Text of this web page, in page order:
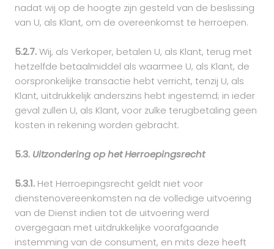
nadat wij op de hoogte zijn gesteld van de beslissing
van U, als Klant, om de overeenkomst te herroepen.
5.2.7.Wij, als Verkoper, betalen U, als Klant, terug met
hetzelfde betaalmiddel als waarmee U, als Klant, de
oorspronkelijke transactie hebt verricht, tenzij U, als
Klant, uitdrukkelijk anderszins hebt ingestemd; in ieder
geval zullen U, als Klant, voor zulke terugbetaling geen
kosten in rekening worden gebracht.
5.3. Uitzondering op het Herroepingsrecht
5.3.1. Het Herroepingsrecht geldt niet voor
dienstenovereenkomsten na de volledige uitvoering
van de Dienst indien tot de uitvoering werd
overgegaan met uitdrukkelijke voorafgaande
instemming van de consument, en mits deze heeft